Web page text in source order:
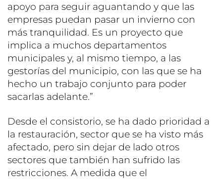
apoyo para seguir aguantando y que las
empresas puedan pasar un invierno con
más tranquilidad. Es un proyecto que
implica a muchos departamentos
municipales y, al mismo tiempo, a las
gestorías del municipio, con las que se ha
hecho un trabajo conjunto para poder
sacarlas adelante.”
Desde el consistorio, se ha dado prioridad a
la restauración, sector que se ha visto más
afectado, pero sin dejar de lado otros
sectores que también han sufrido las
restricciones. A medida que el